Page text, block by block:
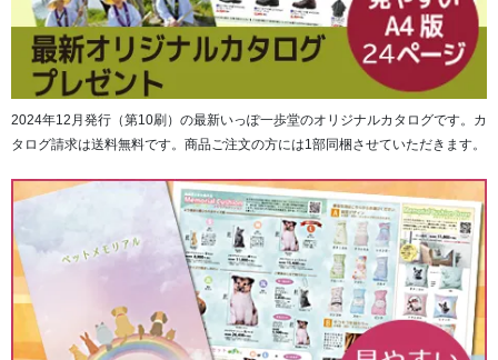
2024年12月発行（第10刷）の最新いっぽ一歩堂のオリジナルカタログです。カ
タログ請求は送料無料です。商品ご注文の方には1部同梱させていただきます。